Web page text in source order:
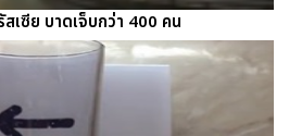
เซีย บาดเจ็บกว่า 400 คน